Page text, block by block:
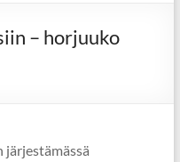
– horjuuko